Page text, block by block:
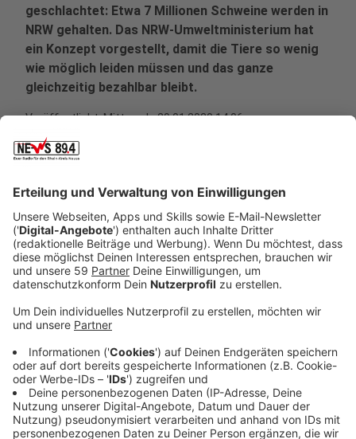
geschlachtet: Etwa 7 Millionen Schweine werden in
NRW gehalten. Das NRW-Umweltministerium hat
ein Konzept vorgestellt, damit die Tiere so wenig
wie möglich leiden müssen und das ganze
gleichzeitig bezahlbar bleibt.
Veröffentlicht:Mittwoch, 29.01.2020 14:06
Anzeige
Das Land will den Bauern dabei helfen, dass sie
einerseits für einen besseren Tierschutz sorgen und
gleichzeitig dabei nicht gegen den Umweltschutz
verstoßen. Denn, das Problem ist, dass viele
Schweinebauern ihre Tiere lieber draußen halten
würden, weil sich die Tiere dann besser fühlen.
Gleichzeitig müssen diese Bauern aber strenge
Umweltschutzregeln einhalten, vor allem wenn es um
den Mist der Tiere geht. Der darf nicht einfach so auf
den Boden und damit ins Grundwasser. Deshalb gibt
das Land zwei Millionen Euro aus, um den
Schweinestall der Zukunft zu erforschen. Zwei dieser